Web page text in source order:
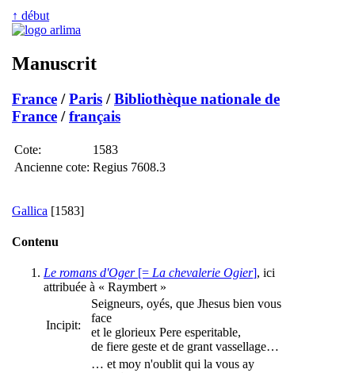
↑ début
Manuscrit
France /Paris /Bibliothèque nationale de
France /français
Cote:
1583
Ancienne cote: Regius 7608.3
Gallica [1583]
Contenu
Le romans d'Oger[= La chevalerie Ogier], ici
attribuée à « Raymbert »
Incipit:
Seigneurs, oyés, que Jhesus bien vous
face
et le glorieux Pere esperitable,
de fiere geste et de grant vassellage…
… et moy n'oublit qui la vous ay